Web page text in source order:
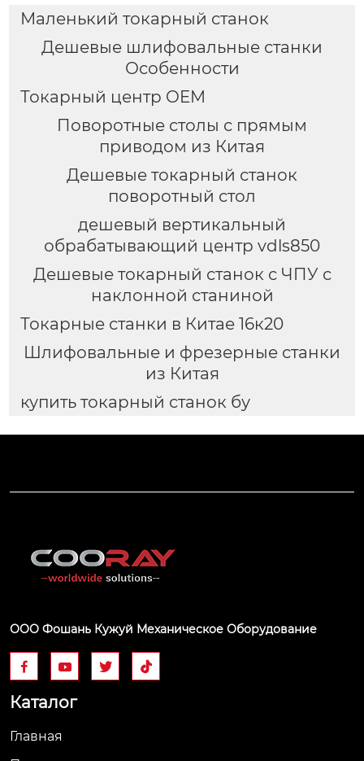
Маленький токарный станок
Дешевые шлифовальные станки
Особенности
Токарный центр OEM
Поворотные столы с прямым
приводом из Китая
Дешевые токарный станок
поворотный стол
дешевый вертикальный
обрабатывающий центр vdls850
Дешевые токарный станок с ЧПУ с
наклонной станиной
Токарные станки в Китае 16к20
Шлифовальные и фрезерные станки
из Китая
купить токарный станок бу
ООО Фошань Кужуй Механическое Оборудование
   
Каталог
Главная